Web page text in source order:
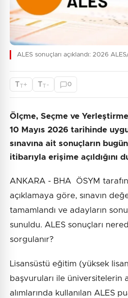
ALES sonuçları açıklandı: 2026
T + T - 0
Ölçme, Seçme ve
10 Mayıs 2026 tarihinde
sınavına ait sonuçların
itibarıyla erişime açıldığını
ANKARA - BHA ÖSYM
açıklamaya göre, sınavın
tamamlandı ve adayların
sunuldu. ALES sonuçları
sorgulanır?
Lisansüstü eğitim (yüksek
başvuruları ile üniversitelerin
alımlarında kullanılan ALES